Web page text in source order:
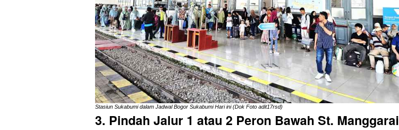
Stasiun Sukabumi dalam Jadwal Bogor Sukabumi Hari ini (Dok Foto adit17rsd)
3. Pindah Jalur 1 atau 2 Peron Bawah St. Manggarai